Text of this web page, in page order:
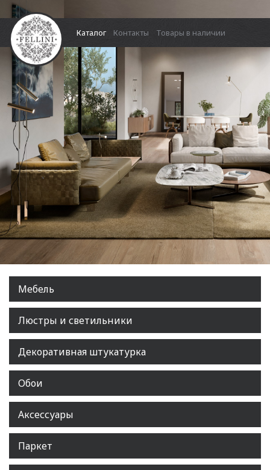
Каталог Контакты Товары в наличии
Мебель
Люстры и светильники
Декоративная штукатурка
Обои
Аксессуары
Паркет